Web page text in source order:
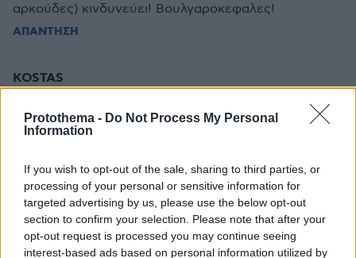
Protothema - Do Not Process My Personal
Information
If you wish to opt-out of the sale, sharing to third parties, or
processing of your personal or sensitive information for
targeted advertising by us, please use the below opt-out
section to confirm your selection. Please note that after your
opt-out request is processed you may continue seeing
interest-based ads based on personal information utilized by
αρκούδες) κινδυνεύει! Βουλγαροκεφαλες!
ΑΠΑΝΤΗΣΗ
KOSTAS
Βλέπουν σήμανση για άγρια ζώα και αντί να
μειώσουν ταχύτητα τρέχουν να μην πω πως .....!!!
ΠΡΟΣΘΗΚΗ ΣΧΟΛΙΟΥ
ΌΝΟΜΑ *